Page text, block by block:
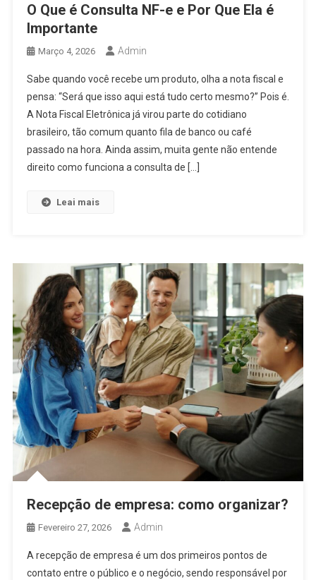
O Que é Consulta NF-e e Por Que Ela é
Importante
Março 4, 2026 Admin
Sabe quando você recebe um produto, olha a nota fiscal e
pensa: “Será que isso aqui está tudo certo mesmo?” Pois é.
A Nota Fiscal Eletrônica já virou parte do cotidiano
brasileiro, tão comum quanto fila de banco ou café
passado na hora. Ainda assim, muita gente não entende
direito como funciona a consulta de […]
Leai mais
Recepção de empresa: como organizar?
Fevereiro 27, 2026 Admin
A recepção de empresa é um dos primeiros pontos de
contato entre o público e o negócio, sendo responsável por